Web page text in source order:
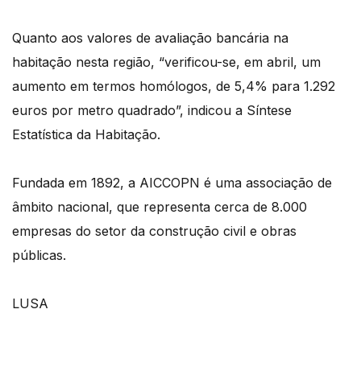
Quanto aos valores de avaliação bancária na
habitação nesta região, “verificou-se, em abril, um
aumento em termos homólogos, de 5,4% para 1.292
euros por metro quadrado”, indicou a Síntese
Estatística da Habitação.
Fundada em 1892, a AICCOPN é uma associação de
âmbito nacional, que representa cerca de 8.000
empresas do setor da construção civil e obras
públicas.
LUSA